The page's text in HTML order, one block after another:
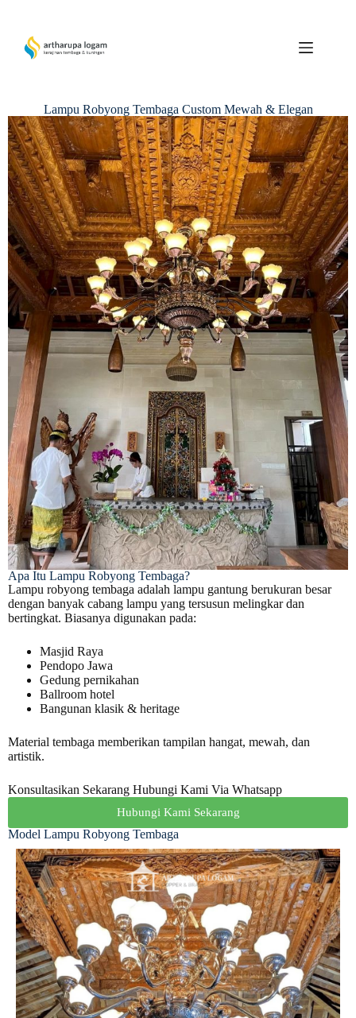
Lampu Robyong Tembaga Custom Mewah & Elegan
Apa Itu Lampu Robyong Tembaga?
Lampu robyong tembaga adalah lampu gantung berukuran besar
dengan banyak cabang lampu yang tersusun melingkar dan
bertingkat. Biasanya digunakan pada:
Masjid Raya
Pendopo Jawa
Gedung pernikahan
Ballroom hotel
Bangunan klasik & heritage
Material tembaga memberikan tampilan hangat, mewah, dan
artistik.
Konsultasikan Sekarang Hubungi Kami Via Whatsapp
Hubungi Kami Sekarang
Model Lampu Robyong Tembaga